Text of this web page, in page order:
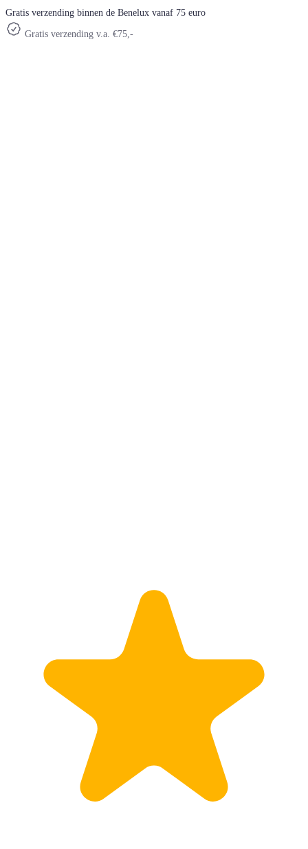
Gratis verzending binnen de Benelux vanaf 75 euro
Gratis verzending v.a. €75,-